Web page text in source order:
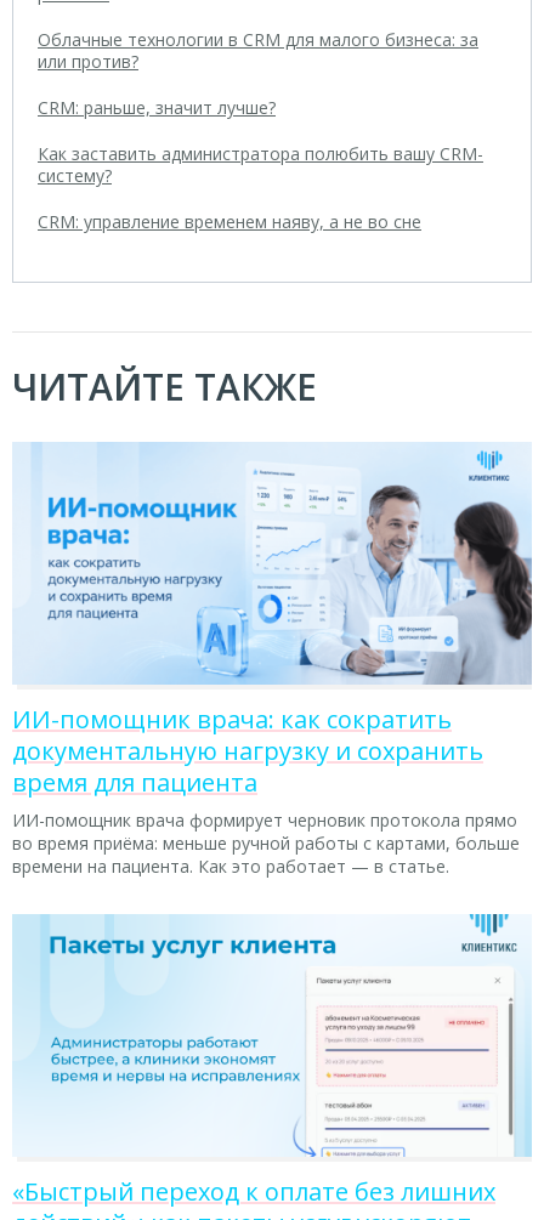
Облачные технологии в CRM для малого бизнеса: за
или против?
CRM: раньше, значит лучше?
Как заставить администратора полюбить вашу CRM-
систему?
CRM: управление временем наяву, а не во сне
ЧИТАЙТЕ ТАКЖЕ
ИИ-помощник врача: как сократить
документальную нагрузку и сохранить
время для пациента
ИИ-помощник врача формирует черновик протокола прямо
во время приёма: меньше ручной работы с картами, больше
времени на пациента. Как это работает — в статье.
«Быстрый переход к оплате без лишних